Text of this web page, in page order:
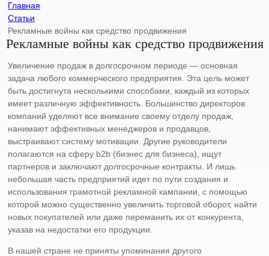
Главная
Статьи
Рекламные войны как средство продвижения
Рекламные войны как средство продвижения
Увеличение продаж в долгосрочном периоде — основная
задача любого коммерческого предприятия. Эта цель может
быть достигнута несколькими способами, каждый из которых
имеет различную эффективность. Большинство директоров
компаний уделяют все внимание своему отделу продаж,
нанимают эффективных менеджеров и продавцов,
выстраивают систему мотивации. Другие руководители
полагаются на сферу b2b (бизнес для бизнеса), ищут
партнеров и заключают долгосрочные контракты. И лишь
небольшая часть предприятий идет по пути создания и
использования грамотной рекламной кампании, с помощью
которой можно существенно увеличить торговой оборот, найти
новых покупателей или даже переманить их от конкурента,
указав на недостатки его продукции.
В нашей стране не приняты упоминания другого